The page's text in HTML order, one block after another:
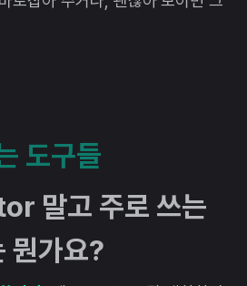
도구들
말고 주로 쓰는
뭔가요?